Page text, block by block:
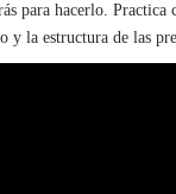
para hacerlo. Practica
y la estructura de las